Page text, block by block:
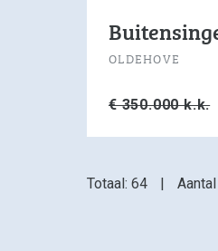
OLDEHOVE
€ 350.000 k.k.
Totaal: 64 |